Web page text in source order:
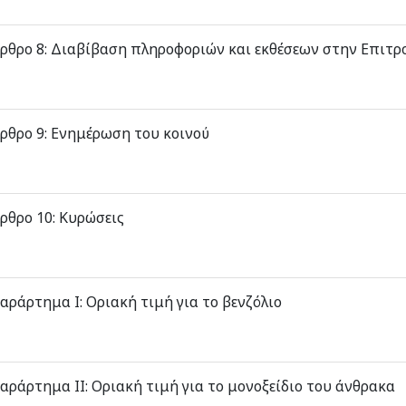
8: Διαβίβαση πληροφοριών και εκθέσεων στην
9: Ενημέρωση του κοινού
10: Κυρώσεις
Ι: Οριακή τιμή για το βενζόλιο
ΙΙ: Οριακή τιμή για το μονοξείδιο του άνθρακα